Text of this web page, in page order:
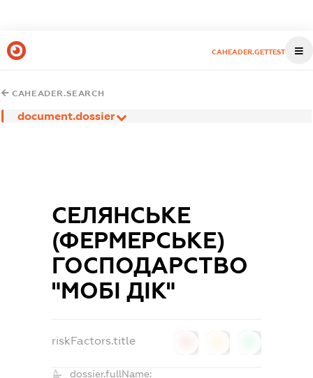
CAHEADER.GETTEST
CAHEADER.SEARCH
document.dossier
СЕЛЯНСЬКЕ
(ФЕРМЕРСЬКЕ)
ГОСПОДАРСТВО
"МОБІ ДІК"
riskFactors.title
dossier.fullName: